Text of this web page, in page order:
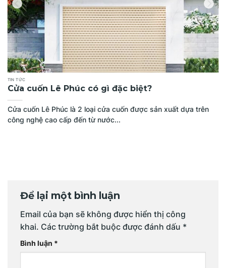
TIN TỨC
Cửa cuốn Lê Phúc có gì đặc biệt?
Cửa cuốn Lê Phúc là 2 loại cửa cuốn được sản xuất dựa trên
công nghệ cao cấp đến từ nước...
Để lại một bình luận
Email của bạn sẽ không được hiển thị công
khai. Các trường bắt buộc được đánh dấu *
Bình luận *